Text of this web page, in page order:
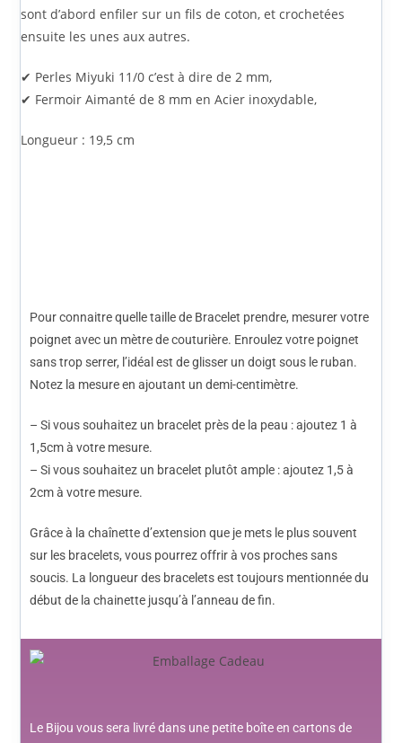
sont d’abord enfiler sur un fils de coton, et crochetées
ensuite les unes aux autres.
✔ Perles Miyuki 11/0 c’est à dire de 2 mm,
✔ Fermoir Aimanté de 8 mm enAcier inoxydable,
Longueur : 19,5 cm
Pour connaitre quelle taille de Bracelet prendre, mesurer votre
poignet avec un mètre de couturière. Enroulez votre poignet
sans trop serrer, l’idéal est de glisser un doigt sous le ruban.
Notez la mesure en ajoutant un demi-centimètre.
– Si vous souhaitez un bracelet près de la peau : ajoutez 1 à
1,5cm à votre mesure.
– Si vous souhaitez un bracelet plutôt ample : ajoutez 1,5 à
2cm à votre mesure.
Grâce à la chaînette d’extension que je mets le plus souvent
sur les bracelets, vous pourrez offrir à vos proches sans
soucis. La longueur des bracelets est toujours mentionnée du
début de la chainette jusqu’à l’anneau de fin.
Le Bijou vous sera livré dans une petite boîte en cartons de